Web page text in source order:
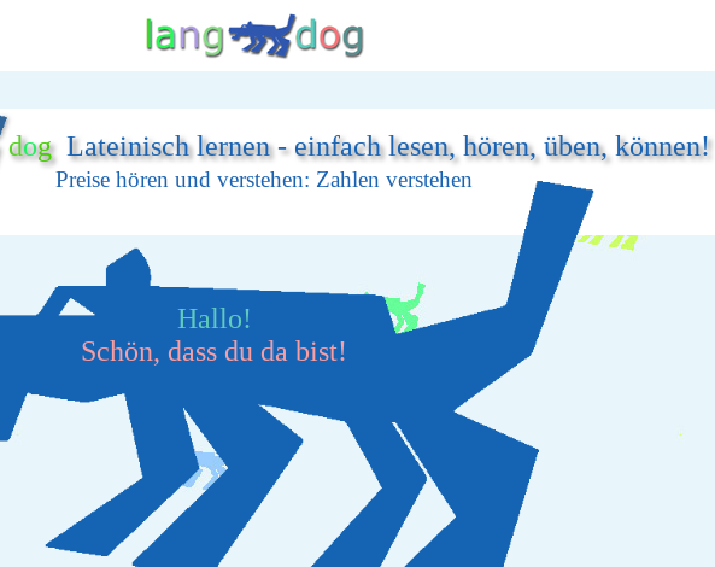
dogLateinisch lernen - einfach lesen, hören, üben, können!
Preise hören und verstehen: Zahlen verstehen
Hallo!
Schön, dass du da bist!